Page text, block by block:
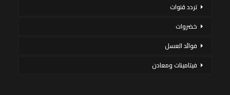
تردد قنوات
خضروات
فوائد العسل
فيتامينات ومعادن